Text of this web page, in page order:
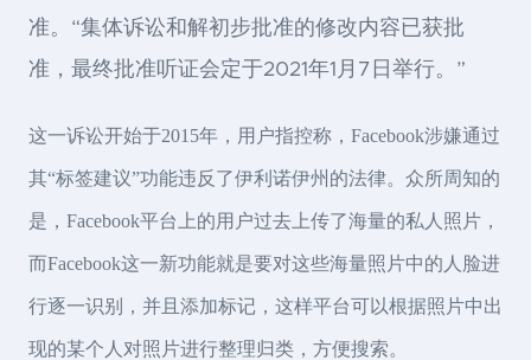
准。“集体诉讼和解初步批准的修改内容已获批
准，最终批准听证会定于2021年1月7日举行。”
这一诉讼开始于2015年，用户指控称，Facebook涉嫌通过
其“标签建议”功能违反了伊利诺伊州的法律。众所周知的
是，Facebook平台上的用户过去上传了海量的私人照片，
而Facebook这一新功能就是要对这些海量照片中的人脸进
行逐一识别，并且添加标记，这样平台可以根据照片中出
现的某个人对照片进行整理归类，方便搜索。